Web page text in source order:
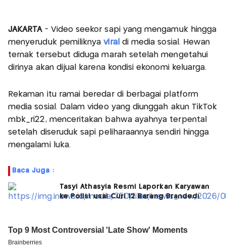
JAKARTA- Video seekor sapi yang mengamuk hingga
menyeruduk pemiliknyaviral di media sosial. Hewan
ternak tersebut diduga marah setelah mengetahui
dirinya akan dijual karena kondisi ekonomi keluarga.
Rekaman itu ramai beredar di berbagai platform
media sosial. Dalam video yang diunggah akun TikTok
mbk_ri22, menceritakan bahwa ayahnya terpental
setelah diseruduk sapi peliharaannya sendiri hingga
mengalami luka.
Baca Juga :
Tasyi Athasyia Resmi Laporkan Karyawan
ke Polisi usai Curi 12 Barang Branded!